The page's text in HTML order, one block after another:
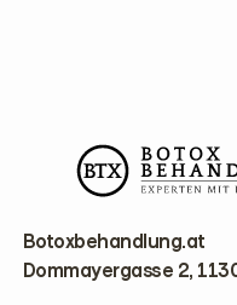
Botoxbehandlung.at
Dommayergasse 2,